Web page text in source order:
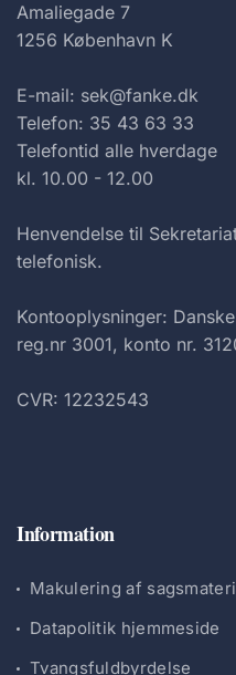
Amaliegade 7
1256 København K
E-mail: sek@fanke.dk
Telefon: 35 43 63 33
Telefontid alle hverdage
kl. 10.00 - 12.00
Henvendelse til
telefonisk.
Kontooplysninger:
reg.nr 3001, konto nr.
CVR: 12232543
Information
Makulering af
Datapolitik hjemmeside
Tvangsfuldbyrdelse